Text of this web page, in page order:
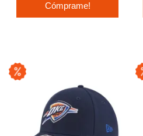
Cómprame!